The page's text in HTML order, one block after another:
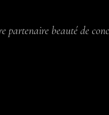
partenaire beauté de